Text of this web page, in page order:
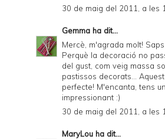
30 de maig del 2011, a les
Gemma ha dit...
Mercè, m'agrada molt!
Perquè la decoració no
del gust, com veig massa
pastissos decorats...
perfecte! M'encanta, tens
impressionant :)
30 de maig del 2011, a les
MaryLou ha dit...